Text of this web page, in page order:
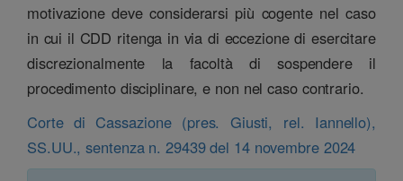
motivazione deve considerarsi più cogente nel caso
in cui il CDD ritenga in via di eccezione di esercitare
discrezionalmente la facoltà di sospendere il
procedimento disciplinare, e non nel caso contrario.
Corte di Cassazione (pres. Giusti, rel. Iannello),
SS.UU., sentenza n. 29439 del 14 novembre 2024